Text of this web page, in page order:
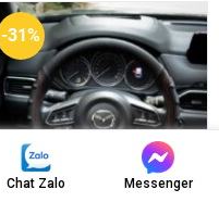
-31%
Chat Zalo Messenger